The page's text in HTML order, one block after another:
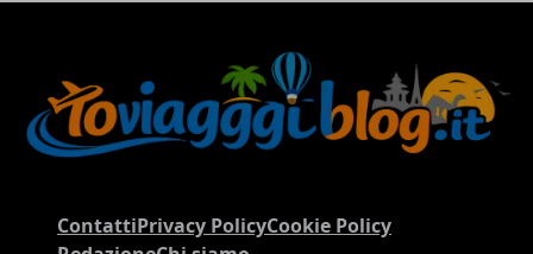
ContattiPrivacy PolicyCookie Policy